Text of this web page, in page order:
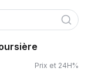
Prix et 24H%